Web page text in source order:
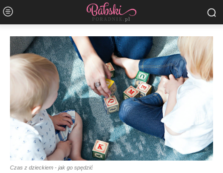
Czas z dzieckiem - jak go spędzić